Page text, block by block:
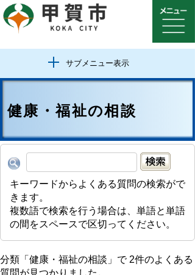
サブメニュー表示
健康・福祉の相談
キーワードからよくある質問の検索がで
きます。
複数語で検索を行う場合は、単語と単語
の間をスペースで区切ってください。
分類「 健康・福祉の相談 」で 2件のよくある
質問が見つかりました。